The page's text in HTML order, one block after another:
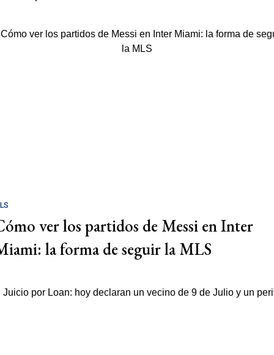
ver los partidos de Messi en Inter
la forma de seguir la MLS